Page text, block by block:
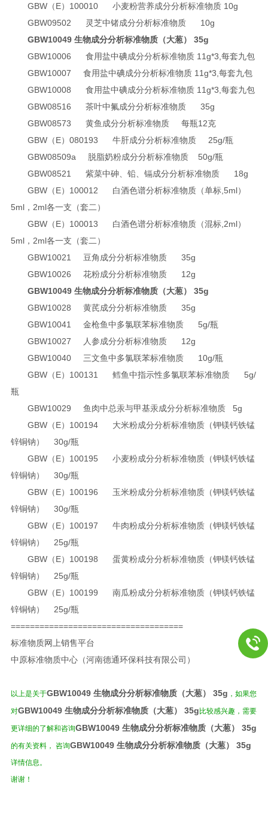
GBW（E）100010
小麦粉营养成分分析标准物质10g
GBW09502
灵芝中锗成分分析标准物质10g
GBW10049 生物成分分析标准物质（大葱）
35g
GBW10006
食用盐中碘成分分析标准物质11g*3, 每套九包
GBW10007
食用盐中碘成分分析标准物质11g*3, 每套九包
GBW10008
食用盐中碘成分分析标准物质11g*3, 每套九包
GBW08516
茶叶中氟成分分析标准物质35g
GBW08573
黄鱼成分分析标准物质
每瓶12克
GBW（E）080193
牛肝成分分析标准物质25g/瓶
GBW08509a
脱脂奶粉成分分析标准物质50g/瓶
GBW08521
紫菜中砷、铅、镉成分分析标准物质18g
GBW（E）100012
白酒色谱分析标准物质（单标,5ml）
5ml，2ml各一支（套二）
GBW（E）100013
白酒色谱分析标准物质（混标,2ml）
5ml，2ml各一支（套二）
GBW10021
豆角成分分析标准物质35g
GBW10026
花粉成分分析标准物质12g
GBW10049 生物成分分析标准物质（大葱）
35g
GBW10028
黄芪成分分析标准物质35g
GBW10041
金枪鱼中多氯联苯标准物质5g/瓶
GBW10027
人参成分分析标准物质12g
GBW10040
三文鱼中多氯联苯标准物质10g/瓶
GBW（E）100131
鳕鱼中指示性多氯联苯标准物质5g/
瓶
GBW10029
鱼肉中总汞与甲基汞成分分析标准物质5g
GBW（E）100194
大米粉成分分析标准物质（钾镁钙铁锰
锌铜钠）
30g/瓶
GBW（E）100195
小麦粉成分分析标准物质（钾镁钙铁锰
锌铜钠）
30g/瓶
GBW（E）100196
玉米粉成分分析标准物质（钾镁钙铁锰
锌铜钠）
30g/瓶
GBW（E）100197
牛肉粉成分分析标准物质（钾镁钙铁锰
锌铜钠）
25g/瓶
GBW（E）100198
蛋黄粉成分分析标准物质（钾镁钙铁锰
锌铜钠）
25g/瓶
GBW（E）100199
南瓜粉成分分析标准物质（钾镁钙铁锰
锌铜钠）
25g/瓶
====================================
标准物质网上销售平台
中原标准物质中心（河南德通环保科技有限公司）
以上是关于GBW10049 生物成分分析标准物质（大葱） 35g ，如果您
对GBW10049 生物成分分析标准物质（大葱） 35g比较感兴趣，需要
更详细的了解和咨询GBW10049 生物成分分析标准物质（大葱） 35g
的有关资料， 咨询GBW10049 生物成分分析标准物质（大葱） 35g
详情信息。
谢谢！